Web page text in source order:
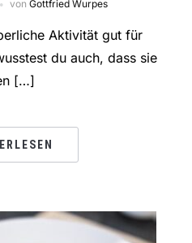
von Gottfried Wurpes
Aktivität gut für
du auch, dass sie
[…]